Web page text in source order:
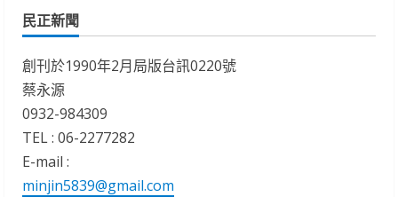
民正新聞
創刊於1990年2月局版台訊0220號
蔡永源
0932-984309
TEL : 06-2277282
E-mail :
minjin5839@gmail.com